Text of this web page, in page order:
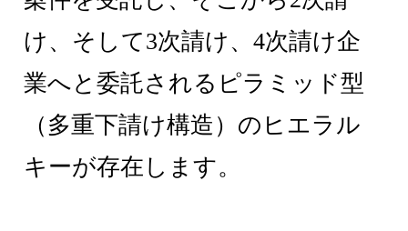
け、そして3次請け、4次請け企
業へと委託されるピラミッド型
（多重下請け構造）のヒエラル
キーが存在します。